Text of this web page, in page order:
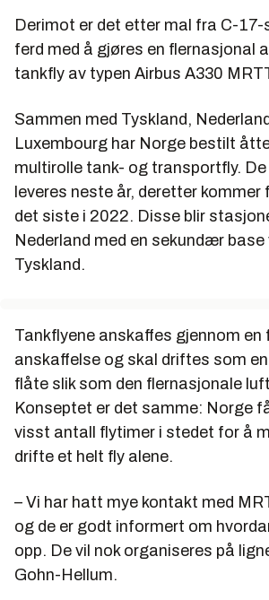
Derimot er det etter mal fra C-
ferd med å gjøres en flernasjonal
tankfly av typen Airbus A330
Sammen med Tyskland,
Luxembourg har Norge bestilt
multirolle tank- og transportfly.
leveres neste år, deretter kommer
det siste i 2022. Disse blir
Nederland med en sekundær base
Tyskland.
Tankflyene anskaffes gjennom en
anskaffelse og skal driftes som
flåte slik som den flernasjonale
Konseptet er det samme: Norge
visst antall flytimer i stedet for å
drifte et helt fly alene.
– Vi har hatt mye kontakt med
og de er godt informert om
opp. De vil nok organiseres på
Gohn-Hellum.